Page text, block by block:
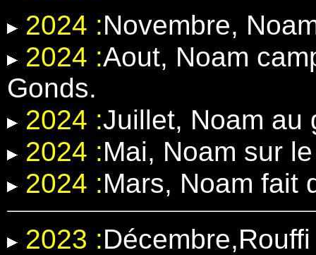
2024 :Novembre,
2024 :Aout, Noam
Gonds.
2024 :Juillet, Noam au
2024 :Mai, Noam sur
2024 :Mars, Noam fait
2023 :